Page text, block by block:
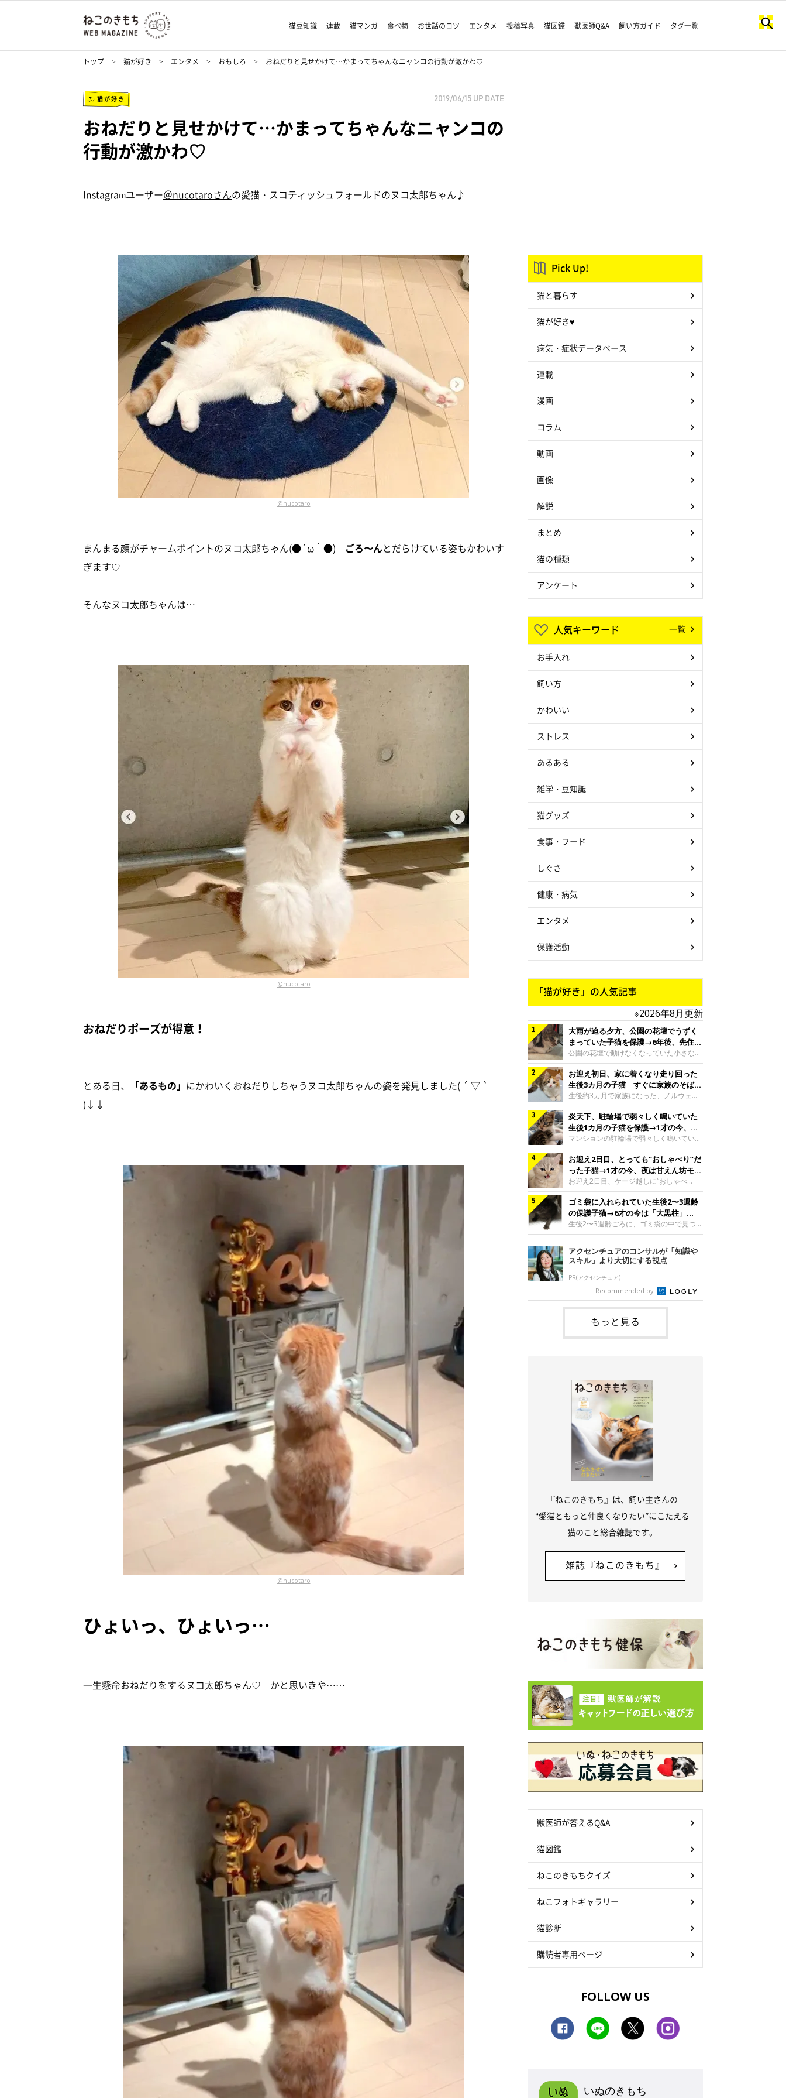
猫豆知識 連載 猫マンガ 食べ物 お世話のコツ エンタメ 投稿写真 猫図鑑 獣医師Q&A 飼い方ガイド タグ一覧
トップ 猫が好き エンタメ おもしろ おねだりと見せかけて…かまってちゃんなニャンコの行動が激かわ♡
猫が好き 2019/06/15 UP DATE
おねだりと見せかけて…かまってちゃんなニャンコの
行動が激かわ♡
Instagramユーザー＠nucotaroさんの愛猫・スコティッシュフォールドのヌコ太郎ちゃん♪
@nucotaro
まんまる顔がチャームポイントのヌコ太郎ちゃん(●´ω｀●) ごろ〜んとだらけている姿もかわいす
ぎます♡
そんなヌコ太郎ちゃんは…
@nucotaro
おねだりポーズが得意！
とある日、 「あるもの」 にかわいくおねだりしちゃうヌコ太郎ちゃんの姿を発見しました( ´ ▽ `
)↓↓
@nucotaro
ひょいっ、ひょいっ…
一生懸命おねだりをするヌコ太郎ちゃん♡ かと思いきや……
Pick Up!
猫と暮らす
猫が好き♥
病気・症状データベース
連載
漫画
コラム
動画
画像
解説
まとめ
猫の種類
アンケート
人気キーワード 一覧
お手入れ
飼い方
かわいい
ストレス
あるある
雑学・豆知識
猫グッズ
食事・フード
しぐさ
健康・病気
エンタメ
保護活動
「猫が好き」の人気記事
※2026年8月更新
大雨が迫る夕方、公園の花壇でうずく
まっていた子猫を保護→6年後、先住猫
と“姉妹”のような関係に
公園の花壇で動けなくなっていた小さな子
猫。家族に迎えられてから6年、先住猫と
の間には深い絆が育まれていました。保護
当時のティダちゃん。
@muumuu62197189紹介するのは、
X（旧Twitter）ユーザー
@muumuu62197189さんの愛猫・ティダ
ちゃん（取材時6才）の成長記録です。こ
ちらは、生後3カ月ごろのティダちゃん。
飼い主さんが出会ったのは、夜から大雨に
なると予報されていた日の夕方でした。花
壇で動けずにいた子猫保護したばかりのテ
ィダちゃん。@muumuu62197189飼い主
さんは、公園の
お迎え初日、家に着くなり走り回った
生後3カ月の子猫 すぐに家族のそばで
落ち着く姿に「迎えてよかった」
生後約3カ月で家族になった、ノルウェー
ジャンフォレストキャットの子猫。お迎え
翌日には、すでに家でくつろぐ様子を見せ
ていました。お迎え翌日、ベッドでうとう
とするむうちゃんお迎え翌日のむうちゃ
ん。@umimugi0304紹介するのは、
Instagramユーザー@umimugi0304さんの
愛猫・むうちゃん（撮影時、生後約3カ月
／ノルウェージャンフォレストキャッ
ト）。こちらは、お迎え翌日に撮影された
一枚。ゴハンをお腹いっぱい食べたむうち
ゃんは眠くなり、飼い主さん夫婦のベッド
でうとうとし始めたのだとか。飼い主さ
炎天下、駐輪場で弱々しく鳴いていた
生後1カ月の子猫を保護→1才の今、筋
肉質でツンデレなコに成長
マンションの駐輪場で弱々しく鳴いてい
た、生後1カ月ほどの子猫。家族に迎えら
れてから1年、体も行動も大きく成長しま
した。炎天下の駐輪場で鳴いていた小さな
子猫保護当時のモモちゃん。@Kingponzu
紹介するのは、X（旧Twitter）ユーザー
@Kingponzuさんの愛猫・モモちゃん（取
材時1才）の成長記録です。こちらは、モ
モちゃんが生後1カ月ごろに撮影された一
枚。飼い主さんの自宅マンションの駐輪場
です。子猫時代のモモちゃん。
@Kingponzuその日は気温が35℃を
お迎え2日目、とっても“おしゃべり”だ
った子猫→1才の今、夜は甘えん坊モー
ドになるコに成長！
お迎え2日目、ケージ越しに“おしゃべ
り”する姿を見せていた子猫。1才になった
今も見せる愛らしい姿にキュンとします。
お迎え2日目、ケージ越しに何かを伝える
ももちゃん“おしゃべり”なももちゃん。
@poocoonyan紹介するのは、Instagram
ユーザー@poocoonyanさんの愛猫・もも
ちゃん（取材時1才／マンチカン）です。
こちらの動画は、ももちゃんが生後2カ月
を過ぎたころ、お迎え2日目に撮影された
もの。新しい環境にゆっくり慣れてもらう
ため、当時はケージの中で過ごしていまし
た。鳴いてアピールするももち
ゴミ袋に入れられていた生後2〜3週齢
の保護子猫→6才の今は「大黒柱」
に！ 美しい黒猫に成長した姿にグッ
とくる
生後2〜3週齢ごろに、ゴミ袋の中で見つか
った小さな命。ミルクから育てられたその
子猫は今、家族に欠かせない存在へと成長
しました。ゴミ袋の中で見つかった、ミニ
モグラのような子猫よちよち歩きをしてい
たころの、生後2〜3週齢ごろのドンちゃ
ん。@doddou_1今回紹介するのは、
X（旧Twitter）ユーザー@doddou_1さん
の愛猫・ドンちゃん（取材時、推定6才／
本名：ドミトリー・ドンスコイ）。ドンち
ゃんは、保護猫でした。ドンちゃんが見つ
かったのは、飼い主さんの姉の勤め先の敷
アクセンチュアのコンサルが「知識や
スキル」より大切にする視点
PR(アクセンチュア)
Recommended by
もっと見る
『ねこのきもち』は、飼い主さんの
“愛猫ともっと仲良くなりたい”にこたえる
猫のこと総合雑誌です。
雑誌『ねこのきもち』
獣医師が答えるQ&A
猫図鑑
ねこのきもちクイズ
ねこフォトギャラリー
猫診断
購読者専用ページ
FOLLOW US
いぬのきもち